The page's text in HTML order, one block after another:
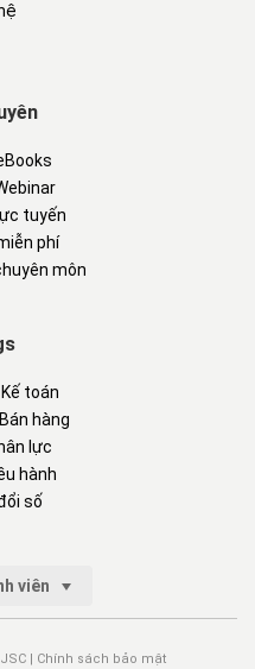
tuyến
phí
môn
toán
hàng
lực
hành
số
viên
| Chính sách bảo mật